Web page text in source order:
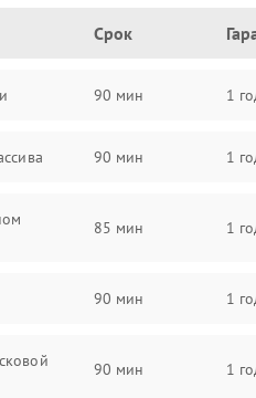
Срок
90 мин 1
90 мин 1
85 мин 1
90 мин 1
90 мин 1